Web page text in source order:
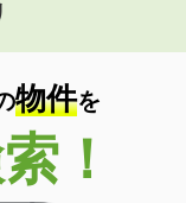
物件を
！